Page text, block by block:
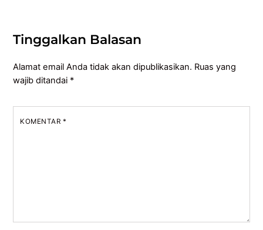
Tinggalkan Balasan
Alamat email Anda tidak akan dipublikasikan. Ruas yang
wajib ditandai *
KOMENTAR *